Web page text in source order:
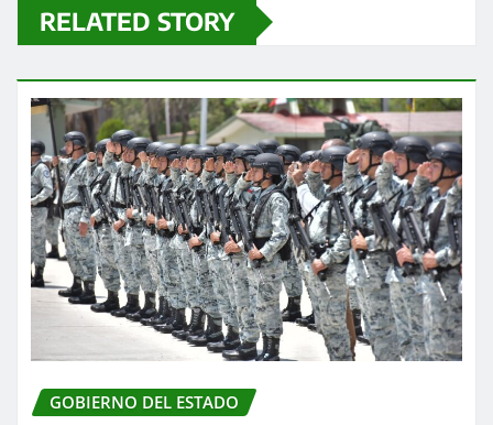
RELATED STORY
GOBIERNO DEL ESTADO